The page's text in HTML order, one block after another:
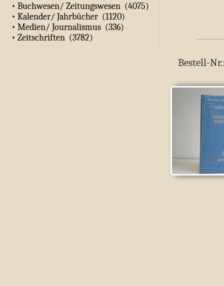
• Buchwesen/ Zeitungswesen (4075)
• Kalender/ Jahrbücher (1120)
• Medien/ Journalismus (336)
• Zeitschriften (3782)
Bestell-